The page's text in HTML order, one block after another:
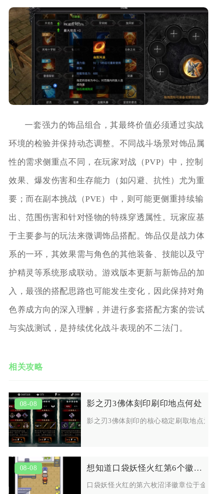
一套强力的饰品组合，其最终价值必须通过实战
环境的检验并保持动态调整。不同战斗场景对饰品属
性的需求侧重点不同，在玩家对战（PVP）中，控制
效果、爆发伤害和生存能力（如闪避、抗性）尤为重
要；而在副本挑战（PVE）中，则可能更侧重持续输
出、范围伤害和针对怪物的特殊穿透属性。玩家应基
于主要参与的玩法来微调饰品搭配。饰品仅是战力体
系的一环，其效果需与角色的其他装备、技能以及守
护精灵等系统形成联动。游戏版本更新与新饰品的加
入，最强的搭配思路也可能发生变化，因此保持对角
色养成方向的深入理解，并进行多套搭配方案的尝试
与实战测试，是持续优化战斗表现的不二法门。
相关攻略
08-08 影之刃3佛体刻印刷印地点何处
影之刃3佛体刻印的核心稳定刷取地点为
08-08 想知道口袋妖怪火红第6个徽章在哪取得
口袋妖怪火红的第六枚沼泽徽章位于金